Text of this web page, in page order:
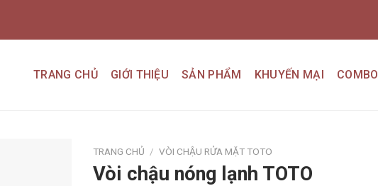
TRANG CHỦ GIỚI THIỆU SẢN PHẨM KHUYẾN MẠI COMBO
TRANG CHỦ / VÒI CHẬU RỬA MẶT TOTO
Vòi chậu nóng lạnh TOTO